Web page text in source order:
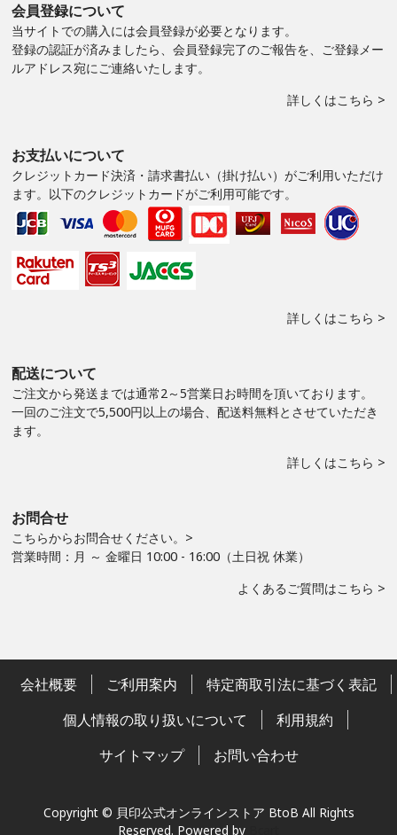
会員登録について
当サイトでの購入には会員登録が必要となります。
登録の認証が済みましたら、会員登録完了のご報告を、ご登録メー
ルアドレス宛にご連絡いたします。
詳しくはこちら >
お支払いについて
クレジットカード決済・請求書払い（掛け払い）がご利用いただけ
ます。以下のクレジットカードがご利用可能です。
詳しくはこちら >
配送について
ご注文から発送までは通常2～5営業日お時間を頂いております。
一回のご注文で5,500円以上の場合、配送料無料とさせていただき
ます。
詳しくはこちら >
お問合せ
こちらからお問合せください。>
営業時間：月 ～ 金曜日 10:00 - 16:00（土日祝 休業）
よくあるご質問はこちら >
会社概要 ご利用案内
特定商取引法に基づく表記
個人情報の取り扱いについて
利用規約
サイトマップ
お問い合わせ
Copyright © 貝印公式オンラインストア BtoB All Rights
Reserved. Powered by